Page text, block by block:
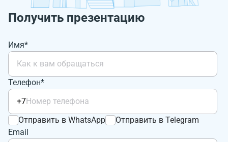
Получить презентацию
Имя*
Телефон*
+7
Отправить в WhatsApp
Отправить в Telegram
Email